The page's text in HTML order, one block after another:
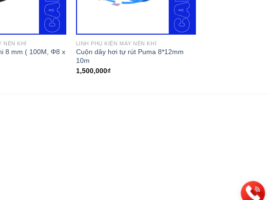
NÉN KHÍ
8 mm ( 100M, Φ8 x
LINH PHỤ KIỆN MÁY NÉN KHÍ
Cuộn dây hơi tự rút Puma 8*12mm
10m
1,500,000₫